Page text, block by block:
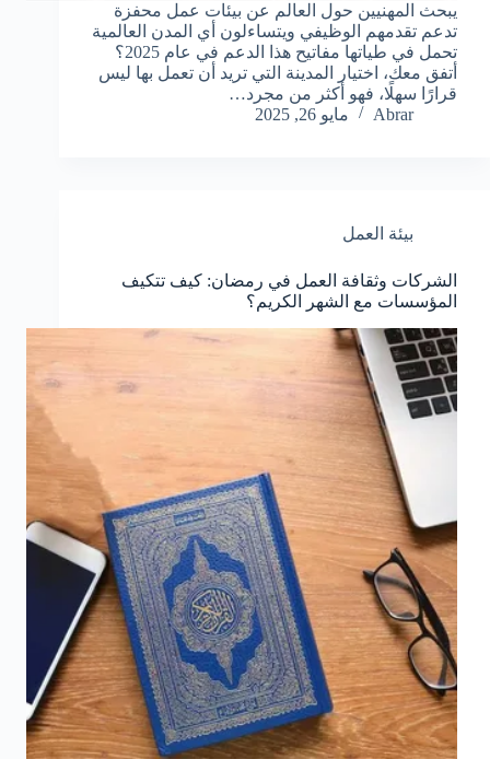
يبحث المهنيين حول العالم عن بيئات عمل محفزة
تدعم تقدمهم الوظيفي ويتساءلون أي المدن العالمية
تحمل في طياتها مفاتيح هذا الدعم في عام 2025؟
أتفق معك، اختيار المدينة التي تريد أن تعمل بها ليس
قرارًا سهلًا، فهو أكثر من مجرد…
Abrar
مايو 26, 2025
بيئة العمل
الشركات وثقافة العمل في رمضان: كيف تتكيف
المؤسسات مع الشهر الكريم؟